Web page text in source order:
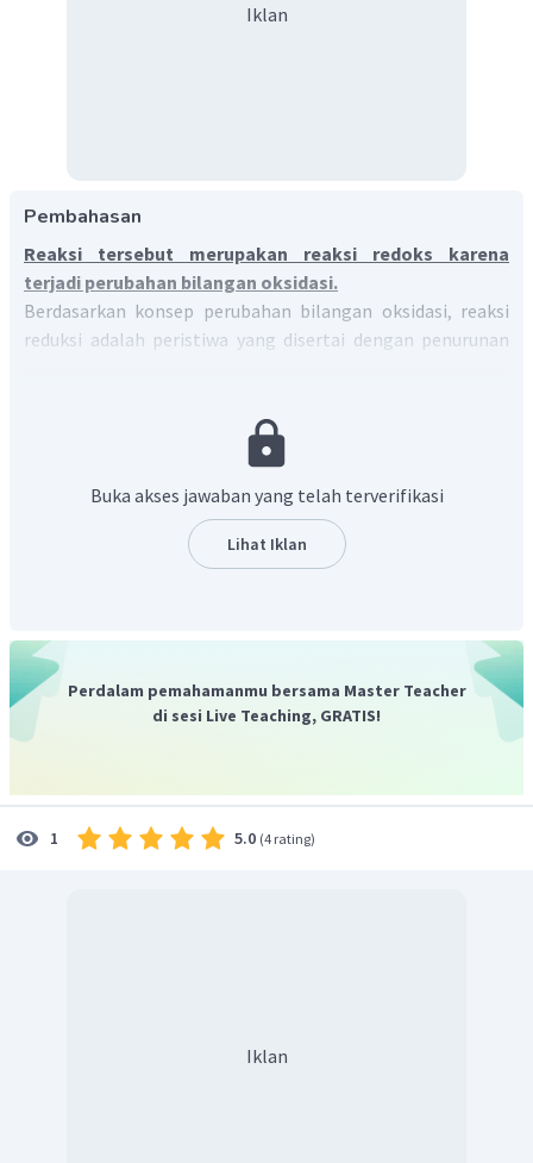
Iklan
Pembahasan
Reaksi tersebut merupakan reaksi redoks karena
terjadi perubahan bilangan oksidasi.
Berdasarkan konsep perubahan bilangan oksidasi, reaksi
reduksi adalah peristiwa yang disertai dengan penurunan
Pada reaksi diatas terjadi perubahan biloks (bilangan
oksidasi).Fe mengalami oksidasi menjadiFe3 , dan
Ag mengalami reduksi menjadiAg.
Sehingga reaksi tersebut merupakan
Buka akses jawaban yang telah terverifikasi
Lihat Iklan
Perdalam pemahamanmu bersama Master Teacher
di sesi Live Teaching, GRATIS!
1 5.0 (4 rating)
Iklan